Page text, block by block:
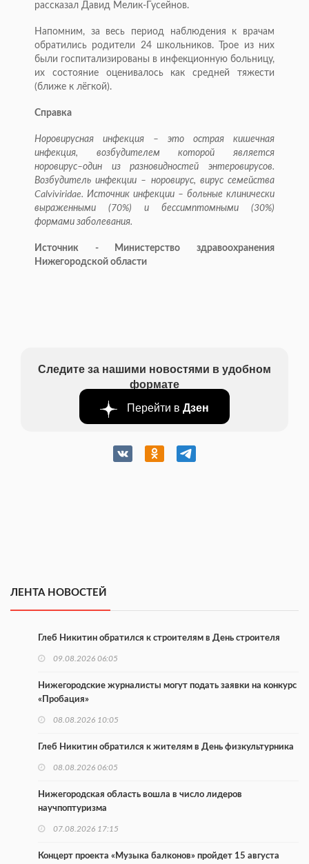
рассказал Давид Мелик-Гусейнов.
Напомним, за весь период наблюдения к врачам
обратились родители 24 школьников. Трое из них
были госпитализированы в инфекционную больницу,
их состояние оценивалось как средней тяжести
(ближе к лёгкой).
Справка
Норовирусная инфекция – это острая кишечная
инфекция, возбудителем которой является
норовирус–один из разновидностей энтеровирусов.
Возбудитель инфекции – норовирус, вирус семейства
Calviviridae. Источник инфекции – больные клинически
выраженными (70%) и бессимптомными (30%)
формами заболевания.
Источник - Министерство здравоохранения
Нижегородской области
Следите за нашими новостями в удобном
формате
Перейти в Дзен
ЛЕНТА НОВОСТЕЙ
Глеб Никитин обратился к строителям в День строителя
09.08.2026 06:05
Нижегородские журналисты могут подать заявки на конкурс
«Пробация»
08.08.2026 10:05
Глеб Никитин обратился к жителям в День физкультурника
08.08.2026 06:05
Нижегородская область вошла в число лидеров
научпоптуризма
07.08.2026 17:15
Концерт проекта «Музыка балконов» пройдет 15 августа